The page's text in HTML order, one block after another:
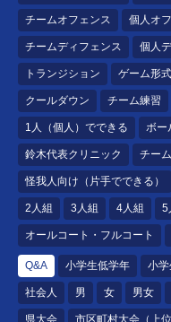
チームオフェンス 個人オ
チームディフェンス 個人
トランジション ゲーム形式
クールダウン チーム練習
1人（個人）でできる ボー
鈴木代表クリニック チー
怪我人向け（片手でできる）
2人組 3人組 4人組 5
オールコート・フルコート
Q&A 小学生低学年 小
社会人 男 女 男女
県大会 市区町村大会（上位